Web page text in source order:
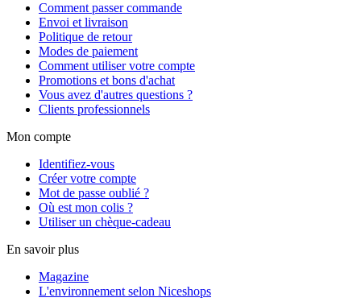
Comment passer commande
Envoi et livraison
Politique de retour
Modes de paiement
Comment utiliser votre compte
Promotions et bons d'achat
Vous avez d'autres questions ?
Clients professionnels
Mon compte
Identifiez-vous
Créer votre compte
Mot de passe oublié ?
Où est mon colis ?
Utiliser un chèque-cadeau
En savoir plus
Magazine
L'environnement selon Niceshops